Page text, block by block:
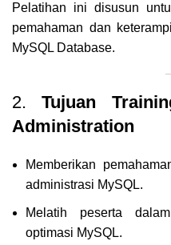
Pelatihan ini disusun
pemahaman dan
MySQL Database.
2.Tujuan
Administration
Memberikan
administrasi MySQL.
Melatih peserta
optimasi MySQL.